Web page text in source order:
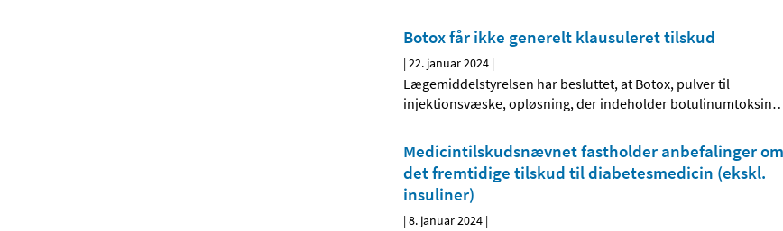
Botox får ikke generelt klausuleret tilskud
|22. januar 2024 |
Lægemiddelstyrelsen har besluttet, at Botox, pulver til
injektionsvæske, opløsning, der indeholder botulinumtoksin
Medicintilskudsnævnet fastholder anbefalinger om
det fremtidige tilskud til diabetesmedicin (ekskl.
insuliner)
|8. januar 2024 |